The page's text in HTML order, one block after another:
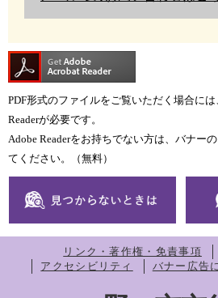
PDF形式のファイルをご覧いただく場合に
Readerが必要です。
Adobe Readerをお持ちでない方は、バナー
てください。（無料）
リンク・著作権・免責事項
アクセシビリティ
バナー広告